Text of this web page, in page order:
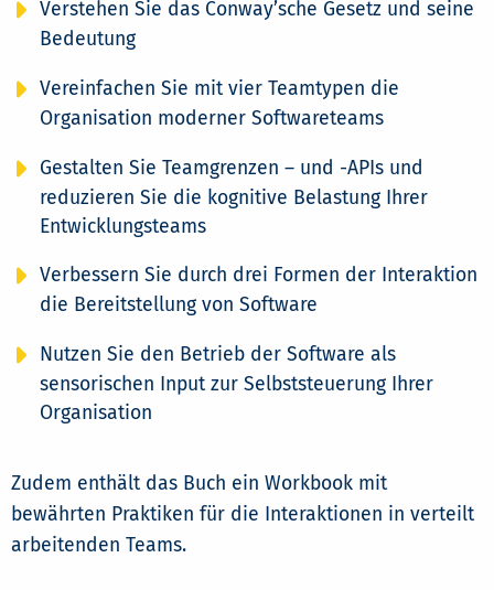
Verstehen Sie das Conway’sche Gesetz und seine
Bedeutung
Vereinfachen Sie mit vier Teamtypen die
Organisation moderner Softwareteams
Gestalten Sie Teamgrenzen – und -APIs und
reduzieren Sie die kognitive Belastung Ihrer
Entwicklungsteams
Verbessern Sie durch drei Formen der Interaktion
die Bereitstellung von Software
Nutzen Sie den Betrieb der Software als
sensorischen Input zur Selbststeuerung Ihrer
Organisation
Zudem enthält das Buch ein Workbook mit
bewährten Praktiken für die Interaktionen in verteilt
arbeitenden Teams.